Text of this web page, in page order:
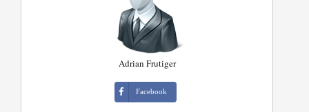
Adrian Frutiger
Facebook